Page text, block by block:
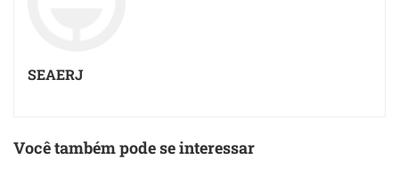
SEAERJ
Você também pode se interessar